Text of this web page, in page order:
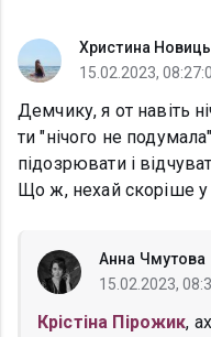
Христина
15.02.2023,
Демчику, я от навіть
ти "нічого не
підозрювати і
Що ж, нехай скоріше у
Анна Чмутова
15.02.2023,
Крістіна Пірожик,